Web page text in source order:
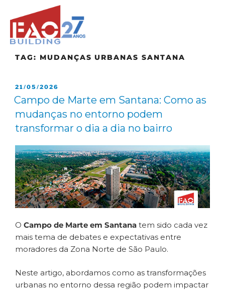
TAG: MUDANÇAS URBANAS SANTANA
21/05/2026
Campo de Marte em Santana: Como as
mudanças no entorno podem
transformar o dia a dia no bairro
O Campo de Marte em Santana tem sido cada vez
mais tema de debates e expectativas entre
moradores da Zona Norte de São Paulo.
Neste artigo, abordamos como as transformações
urbanas no entorno dessa região podem impactar